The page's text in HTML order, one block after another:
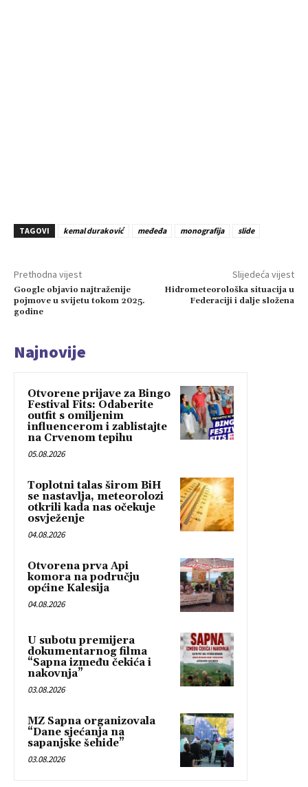
TAGOVI kemal duraković međeđa monografija slide
Prethodna vijest
Google objavio najtraženije
pojmove u svijetu tokom 2025.
godine
Slijedeća vijest
Hidrometeorološka situacija u
Federaciji i dalje složena
Najnovije
Otvorene prijave za Bingo
Festival Fits: Odaberite
outfit s omiljenim
influencerom i zablistajte
na Crvenom tepihu
05.08.2026
Toplotni talas širom BiH
se nastavlja, meteorolozi
otkrili kada nas očekuje
osvježenje
04.08.2026
Otvorena prva Api
komora na području
općine Kalesija
04.08.2026
U subotu premijera
dokumentarnog filma
“Sapna između čekića i
nakovnja”
03.08.2026
MZ Sapna organizovala
“Dane sjećanja na
sapanjske šehide”
03.08.2026